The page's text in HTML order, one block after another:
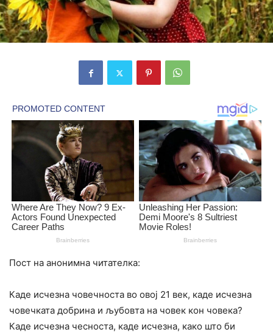
Пост на анонимна читателка:
Каде исчезна човечноста во овој 21 век, каде исчезна
човечката добрина и љубовта на човек кон човека?
Каде исчезна чесноста, каде исчезна, како што би